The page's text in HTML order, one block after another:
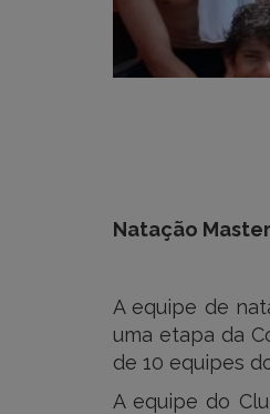
Natação
A equipe de
uma etapa da
de 10 equipes
A equipe do